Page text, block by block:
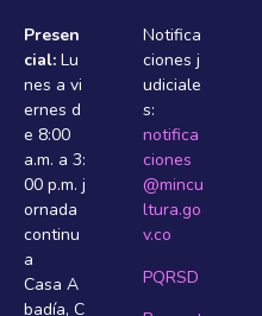
Presen
cial: Lu
nes a vi
ernes d
e 8:00
a.m. a 3:
00 p.m. j
ornada
continu
a
Casa A
badí­a, C
Notifica
ciones j
udiciale
s:
notifica
ciones
@mincu
ltura.go
v.co
PQRSD